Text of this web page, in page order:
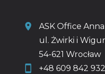
ASK Office
ul. Żwirki i
54-621 Wrocław
+48 609 842 932